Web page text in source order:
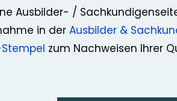
Ausbilder- /
in der Ausbilder &
zum Nachweisen Ihrer